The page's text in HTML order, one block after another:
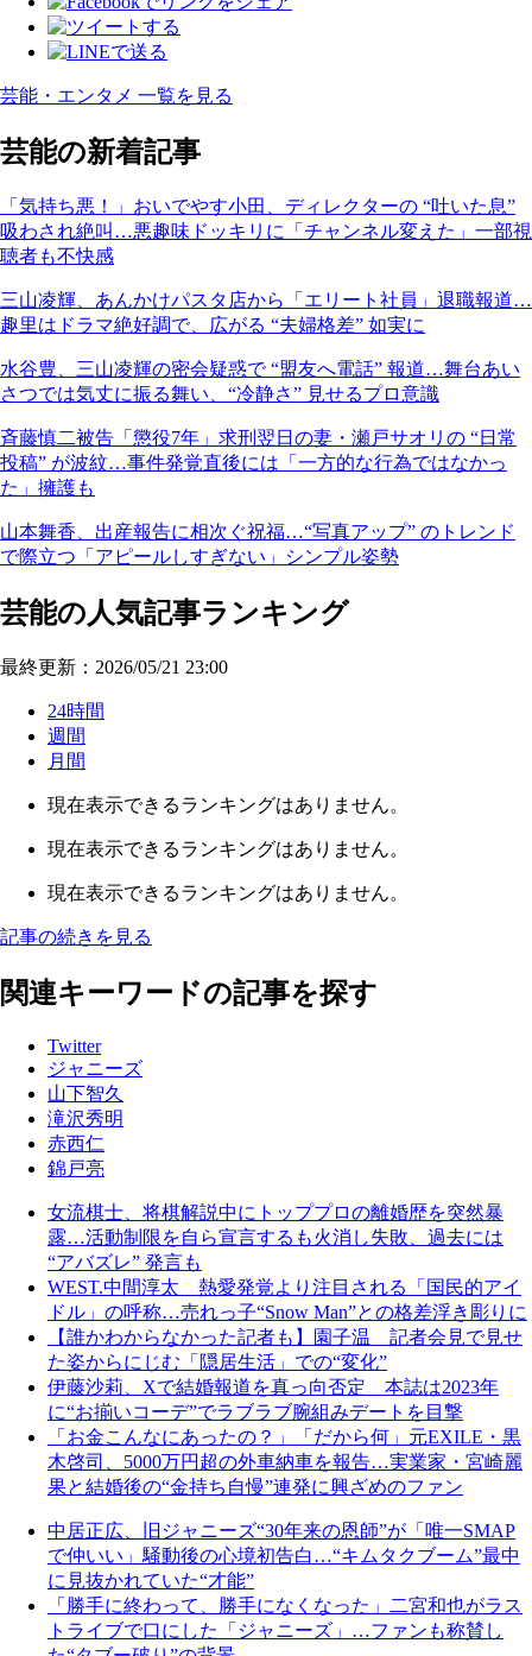
芸能・エンタメ 一覧を見る
芸能の新着記事
「気持ち悪！」おいでやす小田、ディレクターの “吐いた息”
吸わされ絶叫…悪趣味ドッキリに「チャンネル変えた」一部視
聴者も不快感
三山凌輝、あんかけパスタ店から「エリート社員」退職報道…
趣里はドラマ絶好調で、広がる “夫婦格差” 如実に
水谷豊、三山凌輝の密会疑惑で “盟友へ電話” 報道…舞台あい
さつでは気丈に振る舞い、“冷静さ” 見せるプロ意識
斉藤慎二被告「懲役7年」求刑翌日の妻・瀬戸サオリの “日常
投稿” が波紋…事件発覚直後には「一方的な行為ではなかっ
た」擁護も
山本舞香、出産報告に相次ぐ祝福…“写真アップ” のトレンド
で際立つ「アピールしすぎない」シンプル姿勢
芸能の人気記事ランキング
最終更新：2026/05/21 23:00
24時間
週間
月間
現在表示できるランキングはありません。
現在表示できるランキングはありません。
現在表示できるランキングはありません。
記事の続きを見る
関連キーワードの記事を探す
Twitter
ジャニーズ
山下智久
滝沢秀明
赤西仁
錦戸亮
女流棋士、将棋解説中にトッププロの離婚歴を突然暴
露…活動制限を自ら宣言するも火消し失敗、過去には
“アバズレ” 発言も
WEST.中間淳太 熱愛発覚より注目される「国民的アイ
ドル」の呼称…売れっ子“Snow Man”との格差浮き彫りに
【誰かわからなかった記者も】園子温 記者会見で見せ
た姿からにじむ「隠居生活」での“変化”
伊藤沙莉、Xで結婚報道を真っ向否定 本誌は2023年
に“お揃いコーデ”でラブラブ腕組みデートを目撃
「お金こんなにあったの？」「だから何」元EXILE・黒
木啓司、5000万円超の外車納車を報告…実業家・宮崎麗
果と結婚後の“金持ち自慢”連発に興ざめのファン
中居正広、旧ジャニーズ“30年来の恩師”が「唯一SMAP
で仲いい」騒動後の心境初告白…“キムタクブーム”最中
に見抜かれていた“才能”
「勝手に終わって、勝手になくなった」二宮和也がラス
トライブで口にした「ジャニーズ」…ファンも称賛し